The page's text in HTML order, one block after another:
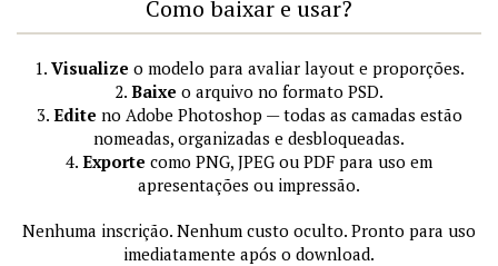
Como baixar e usar?
1. Visualize o modelo para avaliar layout e proporções.
2. Baixe o arquivo no formato PSD.
3. Edite no Adobe Photoshop — todas as camadas estão
nomeadas, organizadas e desbloqueadas.
4. Exporte como PNG, JPEG ou PDF para uso em
apresentações ou impressão.
Nenhuma inscrição. Nenhum custo oculto. Pronto para uso
imediatamente após o download.